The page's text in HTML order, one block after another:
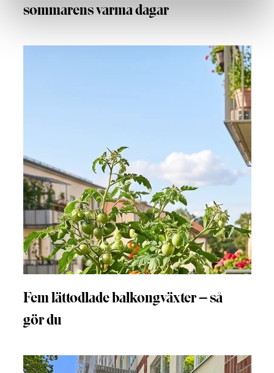
sommarens varma dagar
Fem lättodlade balkongväxter – så
gör du